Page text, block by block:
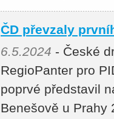
ČD převzaly
6.5.2024 - České
RegioPanter pro
poprvé představil
Benešově u Prahy